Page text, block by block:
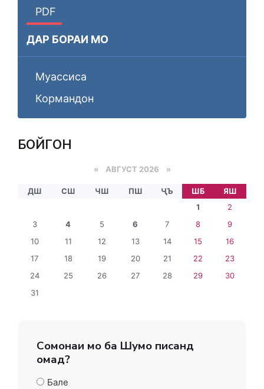
PDF
ДАР БОРАИ МО
Муассиса
Кормандон
БОЙГОНӢ
« АВГУСТ 2026 »
ДШ СШ ЧШ ПШ ҶЪ ШБ
ЯШ
1
2
3
4 5 6 7 8
9
10
11 12 13 14 15
16
17
18 19 20 21 22
23
24
25 26 27 28 29
30
31
Сомонаи мо ба Шумо писанд
омад?
Бале